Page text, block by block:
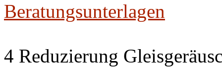
Beratungsunterlagen
4 Reduzierung